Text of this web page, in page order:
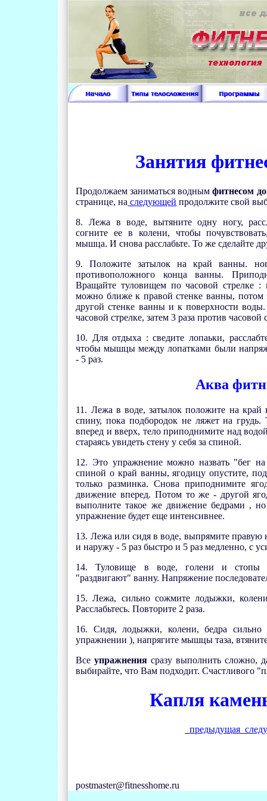
Занятия
Продолжаем заниматься воднымфитнесом
странице, на следующей продолжите свой
8. Лежа в воде, вытяните одну ногу,
согните ее в колени, чтобы
мышца. И снова расслабьте. То же сделайте
9. Положите затылок на край ванны.
противоположного конца ванны.
Вращайте туловищем по часовой стрелке :
можно ближе к правой стенке ванны, потом
другой стенке ванны и к поверхности
часовой стрелке, затем 3 раза против часовой
10. Для отдыха : сведите лопаьки,
чтобы мышцы между лопатками были
- 5 раз.
Аква
11. Лежа в воде, затылок положите на край
спину, пока подбородок не ляжет на грудь.
вперед и вверх, тело приподнимите над
стараясь увидеть стену у себя за спиной.
12. Это упражнение можно назвать "бег на
спиной о край ванны, ягодицу опустите,
только разминка. Снова приподнимите
движение вперед. Потом то же - другой
выполните такое же движение бедрами ,
упражнение будет еще интенсивнее.
13. Лежа или сидя в воде, выпрямите правую
и наружу - 5 раз быстро и 5 раз медленно, с
14. Туловище в воде, голени и стопы
"раздвигают" ванну. Напряжение
15. Лежа, сильно сожмите лодыжки,
Расслабьтесь. Повторите 2 раза.
16. Сидя, лодыжки, колени, бедра
упражнении ), напрягите мышцы таза,
Всеупражнения сразу выполнить сложно,
выбирайте, что Вам подходит. Счастливого
Капля
предыдущая
postmaster@fitnesshome.ru